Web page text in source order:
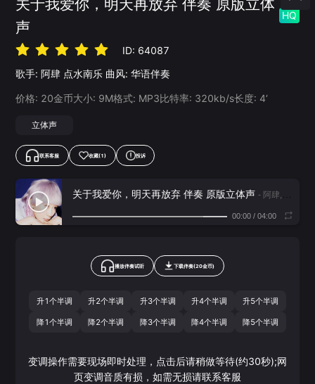
关于我爱你，明天再放弃 伴奏 原版立体
声
HQ
ID: 64087
歌手: 阿肆 点水南乐 曲风: 华语伴奏
价格: 20金币大小: 9M格式: MP3比特率: 320kb/s长度: 4‘
立体声
联系客服 收藏(1) 投诉
关于我爱你，明天再放弃 伴奏 原版立体声 - 阿肆,点水南乐
00:00/ 04:00
播放伴奏试听 下载伴奏(20金币)
升1个半调 升2个半调 升3个半调 升4个半调 升5个半调
降1个半调 降2个半调 降3个半调 降4个半调 降5个半调
变调操作需要现场即时处理，点击后请稍做等待(约30秒);网
页变调音质有损，如需无损请联系客服